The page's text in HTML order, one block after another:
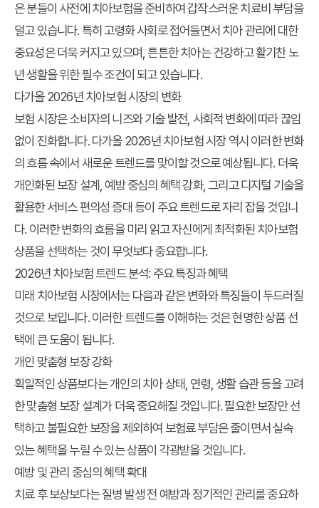
은 분들이 사전에 치아보험을 준비하여 갑작스러운 치료비 부담을
덜고 있습니다. 특히 고령화 사회로 접어들면서 치아 관리에 대한
중요성은 더욱 커지고 있으며, 튼튼한 치아는 건강하고 활기찬 노
년 생활을 위한 필수 조건이 되고 있습니다.
다가올 2026년 치아보험 시장의 변화
보험 시장은 소비자의 니즈와 기술 발전, 사회적 변화에 따라 끊임
없이 진화합니다. 다가올 2026년 치아보험 시장 역시 이러한 변화
의 흐름 속에서 새로운 트렌드를 맞이할 것으로 예상됩니다. 더욱
개인화된 보장 설계, 예방 중심의 혜택 강화, 그리고 디지털 기술을
활용한 서비스 편의성 증대 등이 주요 트렌드로 자리 잡을 것입니
다. 이러한 변화의 흐름을 미리 읽고 자신에게 최적화된 치아보험
상품을 선택하는 것이 무엇보다 중요합니다.
2026년 치아보험 트렌드 분석: 주요 특징과 혜택
미래 치아보험 시장에서는 다음과 같은 변화와 특징들이 두드러질
것으로 보입니다. 이러한 트렌드를 이해하는 것은 현명한 상품 선
택에 큰 도움이 됩니다.
개인 맞춤형 보장 강화
획일적인 상품보다는 개인의 치아 상태, 연령, 생활 습관 등을 고려
한 맞춤형 보장 설계가 더욱 중요해질 것입니다. 필요한 보장만 선
택하고 불필요한 보장을 제외하여 보험료 부담은 줄이면서 실속
있는 혜택을 누릴 수 있는 상품이 각광받을 것입니다.
예방 및 관리 중심의 혜택 확대
치료 후 보상보다는 질병 발생 전 예방과 정기적인 관리를 중요하